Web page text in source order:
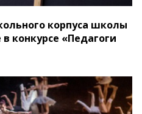
корпуса школы
конкурсе «Педагоги